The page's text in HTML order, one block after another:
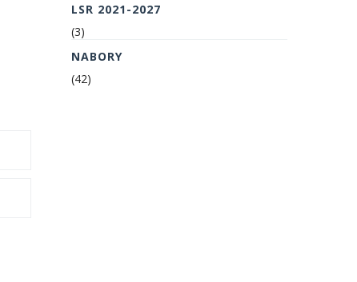
LSR 2021-2027
(3)
NABORY
(42)